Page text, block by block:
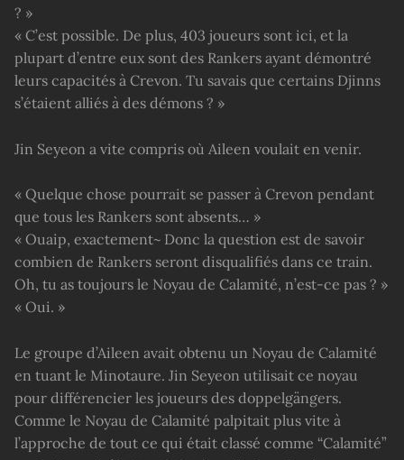
? »
« C’est possible. De plus, 403 joueurs sont ici, et la
plupart d’entre eux sont des Rankers ayant démontré
leurs capacités à Crevon. Tu savais que certains Djinns
s’étaient alliés à des démons ? »
Jin Seyeon a vite compris où Aileen voulait en venir.
« Quelque chose pourrait se passer à Crevon pendant
que tous les Rankers sont absents… »
« Ouaip, exactement~ Donc la question est de savoir
combien de Rankers seront disqualifiés dans ce train.
Oh, tu as toujours le Noyau de Calamité, n’est-ce pas ? »
« Oui. »
Le groupe d’Aileen avait obtenu un Noyau de Calamité
en tuant le Minotaure. Jin Seyeon utilisait ce noyau
pour différencier les joueurs des doppelgängers.
Comme le Noyau de Calamité palpitait plus vite à
l’approche de tout ce qui était classé comme “Calamité”